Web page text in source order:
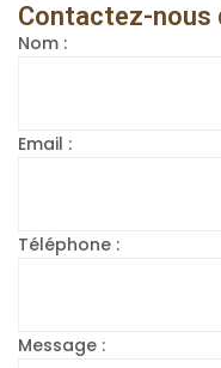
Contactez-nous
Nom :
Email :
Téléphone :
Message :